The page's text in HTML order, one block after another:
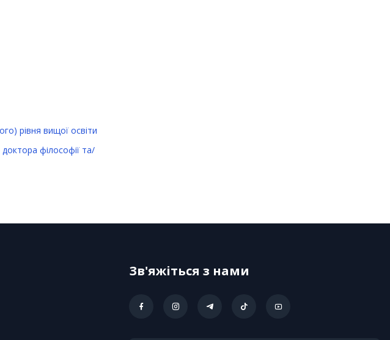
рівня вищої освіти
філософії та/
Зв'яжіться з нами